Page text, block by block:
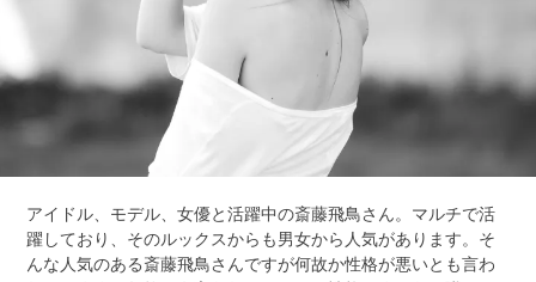
アイドル、モデル、女優と活躍中の斎藤飛鳥さん。マルチで活
躍しており、そのルックスからも男女から人気があります。そ
んな人気のある斎藤飛鳥さんですが何故か性格が悪いとも言わ